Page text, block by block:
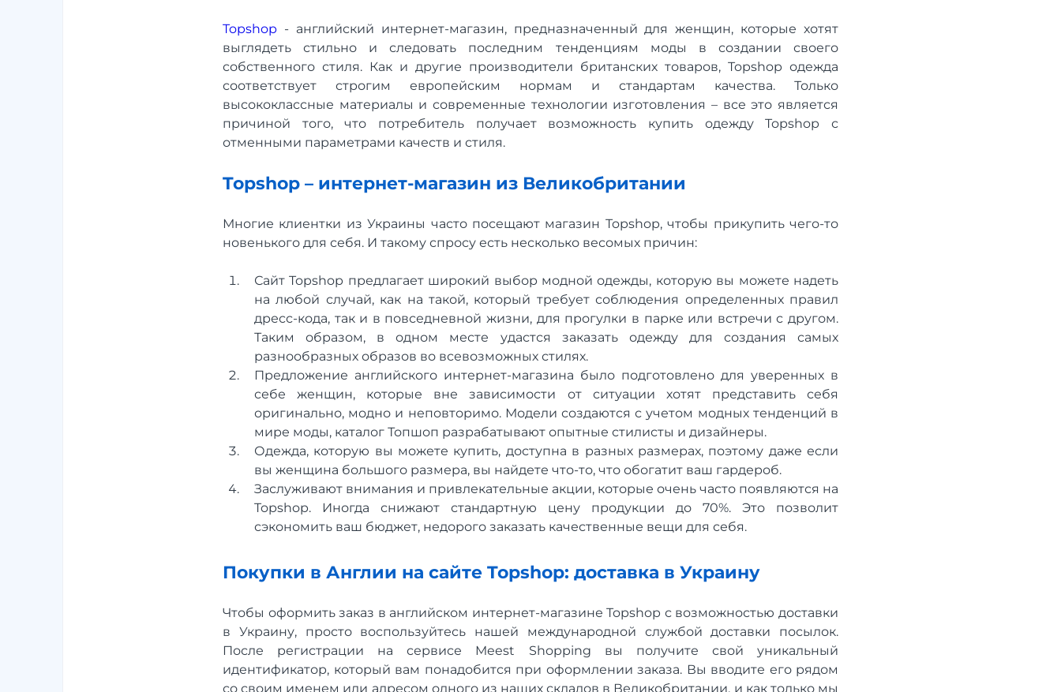
Topshop - английский интернет-магазин, предназначенный для женщин, которые хотят
выглядеть стильно и следовать последним тенденциям моды в создании своего
собственного стиля. Как и другие производители британских товаров, Topshop одежда
соответствует строгим европейским нормам и стандартам качества. Только
высококлассные материалы и современные технологии изготовления – все это является
причиной того, что потребитель получает возможность купить одежду Topshop с
отменными параметрами качеств и стиля.
Topshop – интернет-магазин из Великобритании
Многие клиентки из Украины часто посещают магазин Topshop, чтобы прикупить чего-то
новенького для себя. И такому спросу есть несколько весомых причин:
Сайт Topshop предлагает широкий выбор модной одежды, которую вы можете надеть
на любой случай, как на такой, который требует соблюдения определенных правил
дресс-кода, так и в повседневной жизни, для прогулки в парке или встречи с другом.
Таким образом, в одном месте удастся заказать одежду для создания самых
разнообразных образов во всевозможных стилях.
Предложение английского интернет-магазина было подготовлено для уверенных в
себе женщин, которые вне зависимости от ситуации хотят представить себя
оригинально, модно и неповторимо. Модели создаются с учетом модных тенденций в
мире моды, каталог Топшоп разрабатывают опытные стилисты и дизайнеры.
Одежда, которую вы можете купить, доступна в разных размерах, поэтому даже если
вы женщина большого размера, вы найдете что-то, что обогатит ваш гардероб.
Заслуживают внимания и привлекательные акции, которые очень часто появляются на
Topshop. Иногда снижают стандартную цену продукции до 70%. Это позволит
сэкономить ваш бюджет, недорого заказать качественные вещи для себя.
Покупки в Англии на сайте Topshop: доставка в ​​Украину
Чтобы оформить заказ в английском интернет-магазине Topshop с возможностью доставки
в Украину, просто воспользуйтесь нашей международной службой доставки посылок.
После регистрации на сервисе Meest Shopping вы получите свой уникальный
идентификатор, который вам понадобится при оформлении заказа. Вы вводите его рядом
со своим именем или адресом одного из наших складов в Великобритании, и как только мы